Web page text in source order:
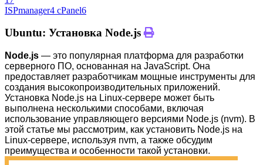
ISPmanager4 cPanel6
Ubuntu: Установка Node.js
Node.js — это популярная платформа для разработки
серверного ПО, основанная на JavaScript. Она
предоставляет разработчикам мощные инструменты для
создания высокопроизводительных приложений.
Установка Node.js на Linux-сервере может быть
выполнена несколькими способами, включая
использование управляющего версиями Node.js (nvm). В
этой статье мы рассмотрим, как установить Node.js на
Linux-сервере, используя nvm, а также обсудим
преимущества и особенности такой установки.